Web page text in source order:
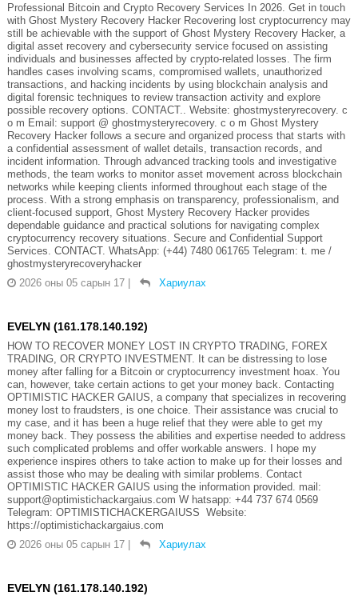
Professional Bitcoin and Crypto Recovery Services In 2026. Get in touch
with Ghost Mystery Recovery Hacker Recovering lost cryptocurrency may
still be achievable with the support of Ghost Mystery Recovery Hacker, a
digital asset recovery and cybersecurity service focused on assisting
individuals and businesses affected by crypto-related losses. The firm
handles cases involving scams, compromised wallets, unauthorized
transactions, and hacking incidents by using blockchain analysis and
digital forensic techniques to review transaction activity and explore
possible recovery options. CONTACT.. Website: ghostmysteryrecovery. c
o m Email: support @ ghostmysteryrecovery. c o m Ghost Mystery
Recovery Hacker follows a secure and organized process that starts with
a confidential assessment of wallet details, transaction records, and
incident information. Through advanced tracking tools and investigative
methods, the team works to monitor asset movement across blockchain
networks while keeping clients informed throughout each stage of the
process. With a strong emphasis on transparency, professionalism, and
client-focused support, Ghost Mystery Recovery Hacker provides
dependable guidance and practical solutions for navigating complex
cryptocurrency recovery situations. Secure and Confidential Support
Services. CONTACT. WhatsApp: (+44) 7480 061765 Telegram: t. me /
ghostmysteryrecoveryhacker
2026 оны 05 сарын 17 | Хариулах
EVELYN (161.178.140.192)
HOW TO RECOVER MONEY LOST IN CRYPTO TRADING, FOREX
TRADING, OR CRYPTO INVESTMENT. It can be distressing to lose
money after falling for a Bitcoin or cryptocurrency investment hoax. You
can, however, take certain actions to get your money back. Contacting
OPTIMISTIC HACKER GAIUS, a company that specializes in recovering
money lost to fraudsters, is one choice. Their assistance was crucial to
my case, and it has been a huge relief that they were able to get my
money back. They possess the abilities and expertise needed to address
such complicated problems and offer workable answers. I hope my
experience inspires others to take action to make up for their losses and
assist those who may be dealing with similar problems. Contact
OPTIMISTIC HACKER GAIUS using the information provided. mail:
support@optimistichackargaius.com W hatsapp: +44 737 674 0569
Telegram: OPTIMISTICHACKERGAIUSS Website:
https://optimistichackargaius.com
2026 оны 05 сарын 17 | Хариулах
EVELYN (161.178.140.192)